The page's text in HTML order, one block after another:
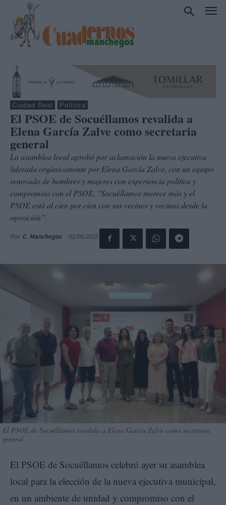
Ciudad Real Política
El PSOE de Socuéllamos revalida a
Elena García Zalve como secretaria
general
La asamblea local aprobó por aclamación la nueva ejecutiva
liderada orgánicamente por Elena García Zalve, con un equipo
renovado de hombres y mujeres con experiencia política y
compromiso con el PSOE. "Socuéllamos merece más y el
PSOE está al cien por cien con sus vecinos y vecinas desde la
oposición”.
Por C. Manchegos 02/06/2025
El PSOE de Socuéllamos revalida a Elena García Zalve como secretaria
general
El PSOE de Socuéllamos celebró ayer su asamblea
local para la elección de la nueva ejecutiva municipal,
en un ambiente de unidad y compromiso con el